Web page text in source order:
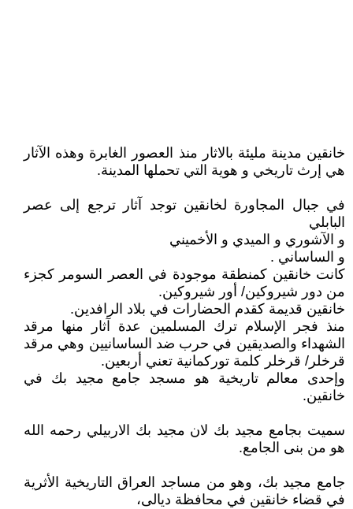
خانقين مدينة مليئة بالاثار منذ العصور الغابرة وهذه الآثار
هي إرث تاريخي و هوية التي تحملها المدينة.
في جبال المجاورة لخانقين توجد آثار ترجع إلى عصر
البابلي
و الآشوري و الميدي و الأخميني
و الساساني .
كانت خانقين كمنطقة موجودة في العصر السومر كجزء
من دور شيروكين/ أور شيروكين.
خانقين قديمة كقدم الحضارات في بلاد الرافدين.
منذ فجر الإسلام ترك المسلمين عدة آثار منها مرقد
الشهداء والصديقين في حرب ضد الساسانيين وهي مرقد
قرخلر/ قرخلر كلمة توركمانية تعني أربعين.
وإحدى معالم تاريخية هو مسجد جامع مجيد بك في
خانقين.
سميت بجامع مجيد بك لان مجيد بك الاربيلي رحمه الله
هو من بنى الجامع.
جامع مجيد بك، وهو من مساجد العراق التاريخية الأثرية
في قضاء خانقين في محافظة ديالى،